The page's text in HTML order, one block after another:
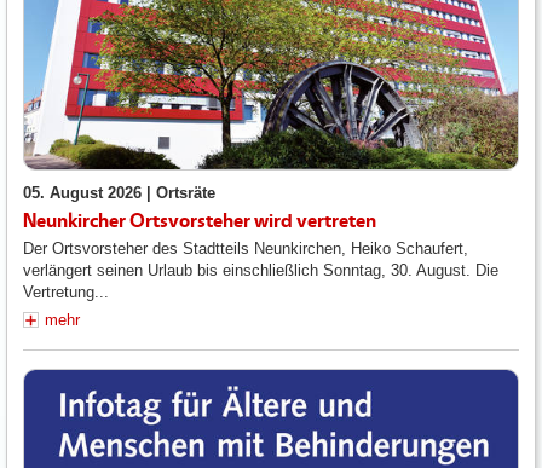
05. August 2026 | Ortsräte
Neunkircher Ortsvorsteher wird vertreten
Der Ortsvorsteher des Stadtteils Neunkirchen, Heiko Schaufert,
verlängert seinen Urlaub bis einschließlich Sonntag, 30. August. Die
Vertretung...
mehr